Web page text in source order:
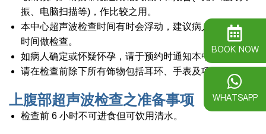
振、电脑扫描等)，作比较之用。
本中心超声波检查时间有时会浮动，建议病人预留松动
时间做检查。
如病人确定或怀疑怀孕，请于预约时通知本中心职员。
请在检查前除下所有饰物包括耳环、手表及项錬等。
上腹部超声波检查之准备事项
检查前 6 小时不可进食但可饮用清水。
BOOK NOW
WHATSAPP